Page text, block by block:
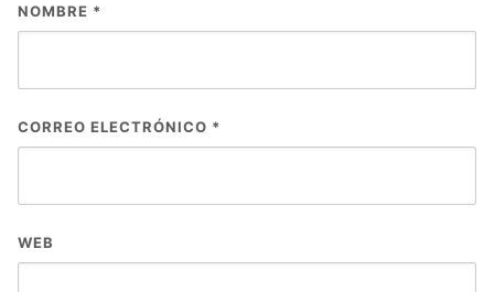
NOMBRE *
CORREO ELECTRÓNICO *
WEB